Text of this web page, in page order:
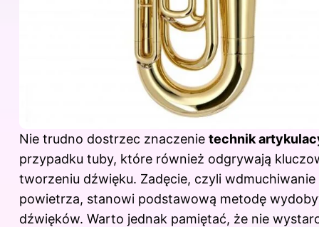
Nie trudno dostrzec znaczenie technik
przypadku tuby, które również odgrywają
tworzeniu dźwięku. Zadęcie, czyli wdmuchiwanie
powietrza, stanowi podstawową metodę
dźwięków. Warto jednak pamiętać, że nie